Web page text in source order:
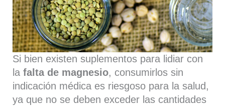
Si bien existen suplementos para lidiar con
lafalta de magnesio, consumirlos sin
indicación médica es riesgoso para la salud,
ya que no se deben exceder las cantidades